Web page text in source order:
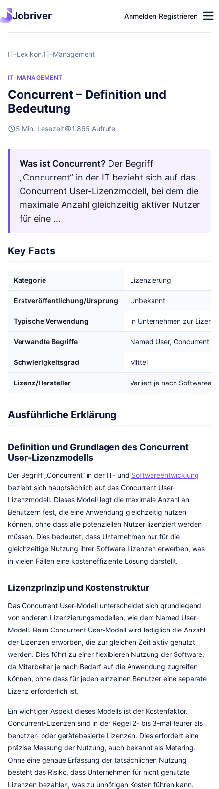
Jobriver Anmelden/Registrieren
IT-Lexikon/IT-Management
IT-MANAGEMENT
Concurrent – Definition und
Bedeutung
5 Min. Lesezeit 1.865 Aufrufe
Was ist Concurrent? Der Begriff
„Concurrent“ in der IT bezieht sich auf das
Concurrent User-Lizenzmodell, bei dem die
maximale Anzahl gleichzeitig aktiver Nutzer
für eine …
Key Facts
Kategorie Lizenzierung
Erstveröffentlichung/Ursprung Unbekannt
Typische Verwendung In Unternehmen zur
Verwandte Begriffe Named User, Concurrent
Schwierigkeitsgrad Mittel
Lizenz/Hersteller Variiert je nach
Ausführliche Erklärung
Definition und Grundlagen des Concurrent
User-Lizenzmodells
Der Begriff „Concurrent“ in der IT- und Softwareentwicklung
bezieht sich hauptsächlich auf das Concurrent User-
Lizenzmodell. Dieses Modell legt die maximale Anzahl an
Benutzern fest, die eine Anwendung gleichzeitig nutzen
können, ohne dass alle potenziellen Nutzer lizenziert werden
müssen. Dies bedeutet, dass Unternehmen nur für die
gleichzeitige Nutzung ihrer Software Lizenzen erwerben, was
in vielen Fällen eine kosteneffiziente Lösung darstellt.
Lizenzprinzip und Kostenstruktur
Das Concurrent User-Modell unterscheidet sich grundlegend
von anderen Lizenzierungsmodellen, wie dem Named User-
Modell. Beim Concurrent User-Modell wird lediglich die Anzahl
der Lizenzen erworben, die zur gleichen Zeit aktiv genutzt
werden. Dies führt zu einer flexibleren Nutzung der Software,
da Mitarbeiter je nach Bedarf auf die Anwendung zugreifen
können, ohne dass für jeden einzelnen Benutzer eine separate
Lizenz erforderlich ist.
Ein wichtiger Aspekt dieses Modells ist der Kostenfaktor.
Concurrent-Lizenzen sind in der Regel 2- bis 3-mal teurer als
benutzer- oder gerätebasierte Lizenzen. Dies erfordert eine
präzise Messung der Nutzung, auch bekannt als Metering.
Ohne eine genaue Erfassung der tatsächlichen Nutzung
besteht das Risiko, dass Unternehmen für nicht genutzte
Lizenzen bezahlen, was zu unnötigen Kosten führen kann.